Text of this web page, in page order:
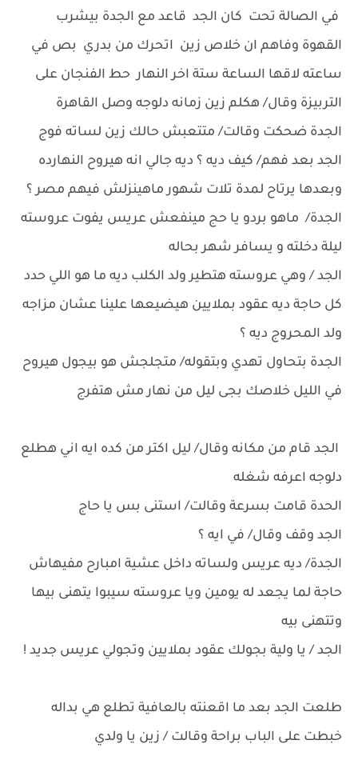
في الصالة تحت كان الجد قاعد مع الجدة بيشرب
القهوة وفاهم ان خلاص زين اتحرك من بدري بص في
ساعته لاقها الساعة ستة اخر النهار حط الفنجان على
التربيزة وقال/ هكلم زين زمانه دلوجه وصل القاهرة
الجدة ضحكت وقالت/ متتعبش حالك زين لساته فوج
الجد بعد فهم/ كيف ديه ؟ ديه جالي انه هيروح النهارده
وبعدها يرتاح لمدة تلات شهور ماهينزلش فيهم مصر ؟
الجدة/ ماهو بردو يا حج مينفعش عريس يفوت عروسته
ليلة دخلته و يسافر شهر بحاله
الجد / وهي عروسته هتطير ولد الكلب ديه ما هو اللي حدد
كل حاجة ديه عقود بملايين هيضيعها علينا عشان مزاجه
ولد المحروج ديه ؟
الجدة بتحاول تهدي وبتقوله/ متجلجش هو بيجول هيروح
في الليل خلاصك بجى ليل من نهار مش هتفرج
الجد قام من مكانه وقال/ ليل اكتر من كده ايه اني هطلع
دلوجه اعرفه شغله
الحدة قامت بسرعة وقالت/ استنى بس يا حاج
الجد وقف وقال/ في ايه ؟
الجدة/ ديه عريس ولساته داخل عشية امبارح مفيهاش
حاجة لما يجعد له يومين ويا عروسته سيبوا يتهنى بيها
وتتهنى بيه
الجد / يا ولية بجولك عقود بملايين وتجولي عريس جديد !
طلعت الجد بعد ما اقعنته بالعافية تطلع هي بداله
خبطت على الباب براحة وقالت / زين يا ولدي